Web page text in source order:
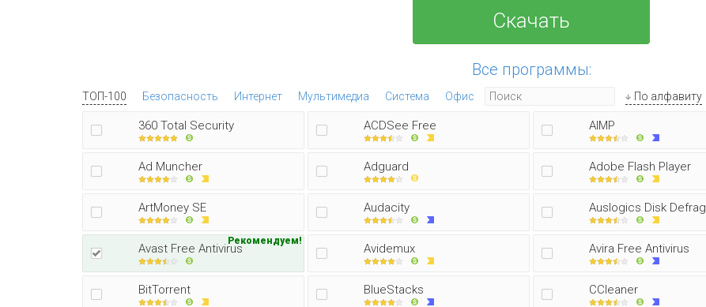
Скачать
Все программы:
ТОП-100 Безопасность Интернет Мультимедиа Система Офис По алфавиту
360 Total Security ACDSee Free AIMP
Ad Muncher Adguard Adobe Flash Player
ArtMoney SE Audacity Auslogics Disk Defrag
Avast Free Antivirus
Рекомендуем!
Avidemux Avira Free Antivirus
BitTorrent BlueStacks CCleaner